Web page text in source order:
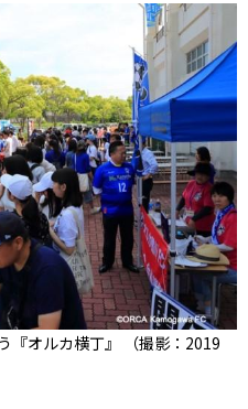
『オルカ横丁』 （撮影：2019